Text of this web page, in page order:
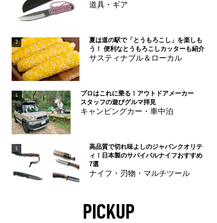
道具・ギア
3
夏は道の駅で「とうもろこし」を楽しも
う！ 便利なとうもろこしカッターも紹介
サスティナブル＆ローカル
4
プロはこれに乗る！アウトドアメーカー
スタッフの遊びグルマ拝見
キャンピングカー・車中泊
5
高品質で切れ味よしのジャパンクオリテ
ィ！日本製のサバイバルナイフおすすめ
7選
ナイフ・刃物・マルチツール
PICKUP